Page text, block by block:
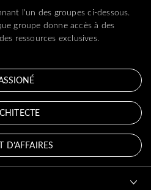
l'un des groupes ci-dessous.
groupe donne accès à des
ressources exclusives.
D’AFFAIRES